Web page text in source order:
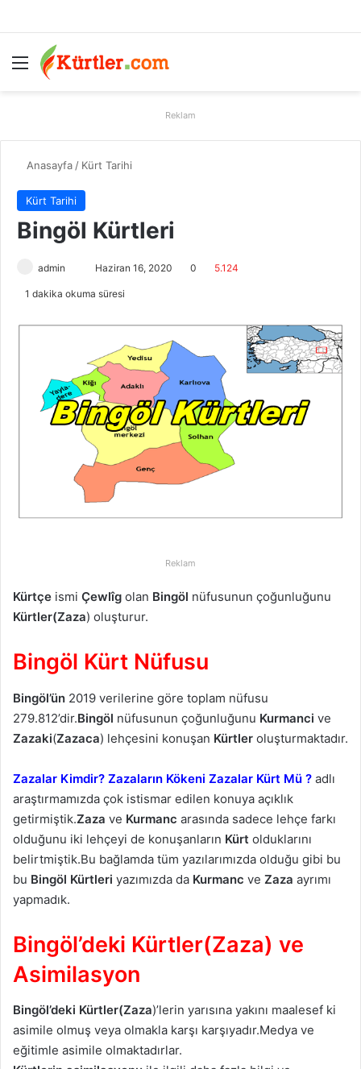
Menü
Reklam
Anasayfa / Kürt Tarihi
Kürt Tarihi
Bingöl Kürtleri
admin
e
o
s
t
ö
d
e
k
Haziran 16, 2020 0 5.124
1 dakika okuma süresi
Reklam
Kürtçe ismi Çewlîg olan Bingöl nüfusunun çoğunluğunu
Kürtler(Zaza) oluşturur.
Bingöl Kürt Nüfusu
Bingöl’ün 2019 verilerine göre toplam nüfusu
279.812’dir.Bingöl nüfusunun çoğunluğunu Kurmanci ve
Zazaki(Zazaca) lehçesini konuşan Kürtler oluşturmaktadır.
Zazalar Kimdir? Zazaların Kökeni Zazalar Kürt Mü ? adlı
araştırmamızda çok istismar edilen konuya açıklık
getirmiştik.Zaza ve Kurmanc arasında sadece lehçe farkı
olduğunu iki lehçeyi de konuşanların Kürt olduklarını
belirtmiştik.Bu bağlamda tüm yazılarımızda olduğu gibi bu
bu Bingöl Kürtleri yazımızda da Kurmanc ve Zaza ayrımı
yapmadık.
Bingöl’deki Kürtler(Zaza) ve
Asimilasyon
Bingöl’deki Kürtler(Zaza)’lerin yarısına yakını maalesef ki
asimile olmuş veya olmakla karşı karşıyadır.Medya ve
eğitimle asimile olmaktadırlar.